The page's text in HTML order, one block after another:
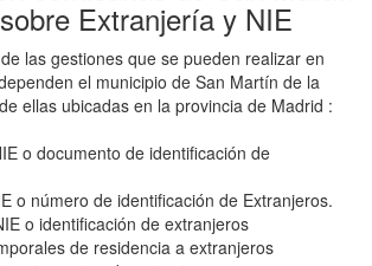
Extranjería y NIE
las gestiones que se pueden realizar en
el municipio de San Martín de la
ellas ubicadas en la provincia de Madrid :
o documento de identificación de
o número de identificación de Extranjeros.
o identificación de extranjeros
de residencia a extranjeros